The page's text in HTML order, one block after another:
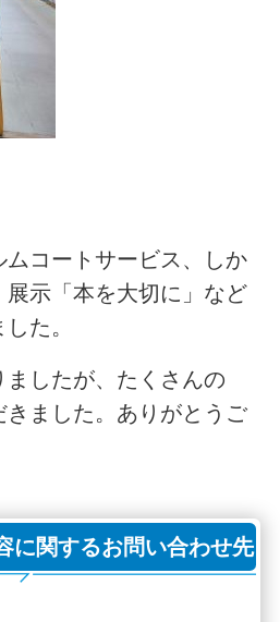
ムコートサービス、しか
示「本を大切に」など
た。
したが、たくさんの
ました。ありがとうご
に関するお問い合わせ先